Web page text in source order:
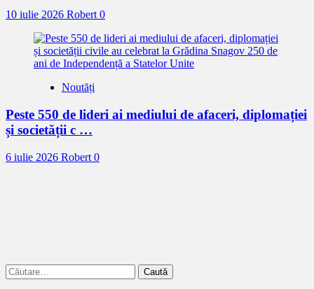
10 iulie 2026 Robert 0
Noutăți
Peste 550 de lideri ai mediului de afaceri, diplomației
și societății c …
6 iulie 2026 Robert 0
Caută
după: